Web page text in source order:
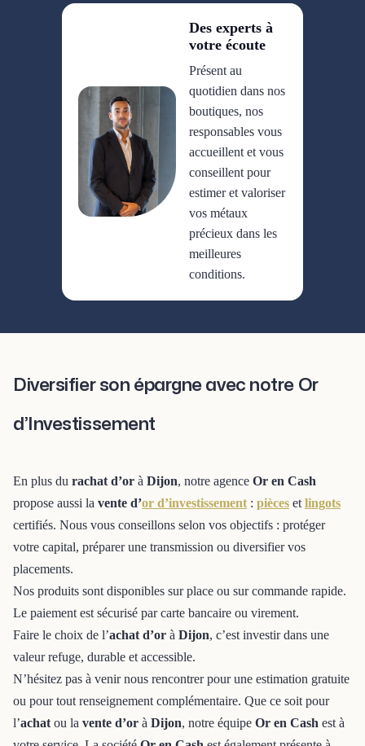
Des experts à
votre écoute
Présent au
quotidien dans nos
boutiques, nos
responsables vous
accueillent et vous
conseillent pour
estimer et valoriser
vos métaux
précieux dans les
meilleures
conditions.
Diversifier son épargne avec notre Or
d’Investissement
En plus du rachat d’or à Dijon, notre agence Or en Cash
propose aussi la vente d’or d’investissement : pièces et lingots
certifiés. Nous vous conseillons selon vos objectifs : protéger
votre capital, préparer une transmission ou diversifier vos
placements.
Nos produits sont disponibles sur place ou sur commande rapide.
Le paiement est sécurisé par carte bancaire ou virement.
Faire le choix de l’achat d’or à Dijon, c’est investir dans une
valeur refuge, durable et accessible.
N’hésitez pas à venir nous rencontrer pour une estimation gratuite
ou pour tout renseignement complémentaire. Que ce soit pour
l’achat ou la vente d’or à Dijon, notre équipe Or en Cash est à